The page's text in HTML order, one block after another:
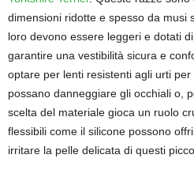
dimensioni ridotte e spesso da musi
loro devono essere leggeri e dotati
garantire una vestibilità sicura e
optare per lenti resistenti agli urti
possano danneggiare gli occhiali o,
scelta del materiale gioca un ruolo
flessibili come il silicone possono
irritare la pelle delicata di questi